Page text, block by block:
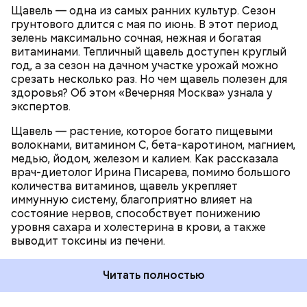
Щавель — одна из самых ранних культур. Сезон
грунтового длится с мая по июнь. В этот период
зелень максимально сочная, нежная и богатая
витаминами. Тепличный щавель доступен круглый
год, а за сезон на дачном участке урожай можно
срезать несколько раз. Но чем щавель полезен для
здоровья? Об этом «Вечерняя Москва» узнала у
экспертов.
Щавель — растение, которое богато пищевыми
волокнами, витамином С, бета-каротином, магнием,
медью, йодом, железом и калием. Как рассказала
врач-диетолог Ирина Писарева, помимо большого
количества витаминов, щавель укрепляет
иммунную систему, благоприятно влияет на
состояние нервов, способствует понижению
уровня сахара и холестерина в крови, а также
выводит токсины из печени.
Читать полностью
ЗДОРОВЬЕ ВРАЧИ
РАСТЕНИЯ
ПРОДУКТЫ
Диетолог отметила, что норма потребления
продукта. Например, тем, у кого есть проблемы с
желудочно-кишечным трактом. Эфирные масла
оказывают раздражающее действие на слизистые
оболочки кишечника и могут вызвать обострение,
— предупредила Соломатина.